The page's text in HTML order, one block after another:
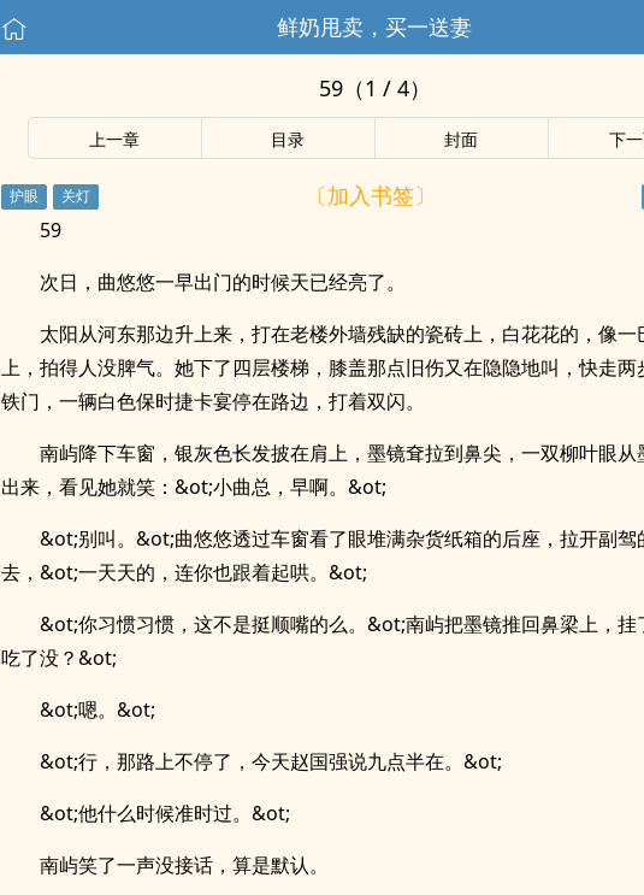
鲜奶甩卖，买一送妻
59（1 / 4）
上一章 目录 封面 下
〔加入书签〕
59
次日，曲悠悠一早出门的时候天已经亮了。
太阳从河东那边升上来，打在老楼外墙残缺的瓷砖上，白花花的，像一
上，拍得人没脾气。她下了四层楼梯，膝盖那点旧伤又在隐隐地叫，快走两
铁门，一辆白色保时捷卡宴停在路边，打着双闪。
南屿降下车窗，银灰色长发披在肩上，墨镜耷拉到鼻尖，一双柳叶眼从
出来，看见她就笑：&ot;小曲总，早啊。&ot;
&ot;别叫。&ot;曲悠悠透过车窗看了眼堆满杂货纸箱的后座，拉开副驾
去，&ot;一天天的，连你也跟着起哄。&ot;
&ot;你习惯习惯，这不是挺顺嘴的么。&ot;南屿把墨镜推回鼻梁上，
吃了没？&ot;
&ot;嗯。&ot;
&ot;行，那路上不停了，今天赵国强说九点半在。&ot;
&ot;他什么时候准时过。&ot;
南屿笑了一声没接话，算是默认。